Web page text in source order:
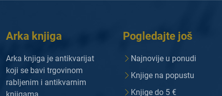
Arka knjiga
Arka knjiga je antikvarijat
koji se bavi trgovinom
rabljenim i antikvarnim
Pogledajte još
Najnovije u ponudi
Knjige na popustu
Knjige do 5 €